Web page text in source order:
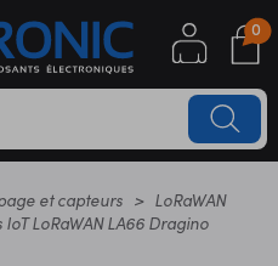
0
et capteurs
LoRaWAN
IoT LoRaWAN LA66 Dragino